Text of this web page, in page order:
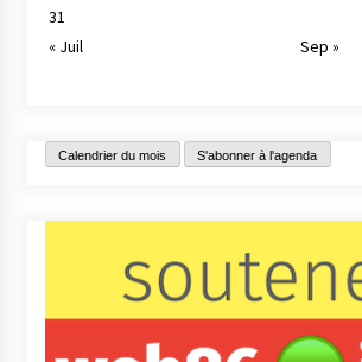
31
« Juil
Sep »
Calendrier du mois S'abonner à l'agenda